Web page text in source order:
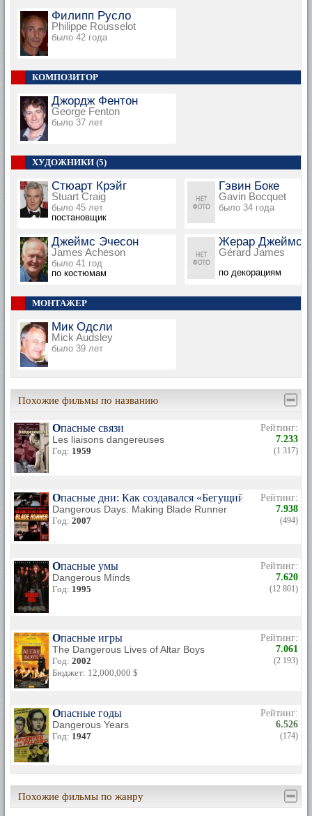
Филипп Русло
Philippe Rousselot
было 42 года
КОМПОЗИТОР
Джордж Фентон
George Fenton
было 37 лет
ХУДОЖНИКИ (5)
Стюарт Крэйг
Stuart Craig
было 45 лет
постановщик
Гэвин Боке
Gavin Bocquet
было 34 года
Джеймс Эчесон
James Acheson
было 41 год
по костюмам
Жерар Джеймс
Gérard James
по декорациям
МОНТАЖЕР
Мик Одсли
Mick Audsley
было 39 лет
Похожие фильмы по названию
Опасные связи
Les liaisons dangereuses
Год: 1959
Рейтинг:
7.233
(1 317)
Опасные дни: Как создавался «Бегущий по лезвию»
Dangerous Days: Making Blade Runner
Год: 2007
Рейтинг:
7.938
(494)
Опасные умы
Dangerous Minds
Год: 1995
Рейтинг:
7.620
(12 801)
Опасные игры
The Dangerous Lives of Altar Boys
Год: 2002
Бюджет: 12,000,000 $
Рейтинг:
7.061
(2 193)
Опасные годы
Dangerous Years
Год: 1947
Рейтинг:
6.526
(174)
Похожие фильмы по жанру